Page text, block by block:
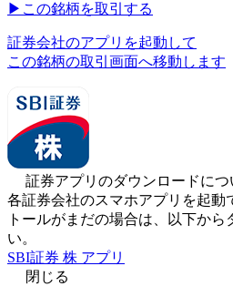
▶︎ この銘柄を取引する
証券会社のアプリを起動して
この銘柄の取引画面へ移動します
証券アプリのダウンロードにつ
各証券会社のスマホアプリを起動
トールがまだの場合は、以下から
い。
SBI証券 株 アプリ
閉じる